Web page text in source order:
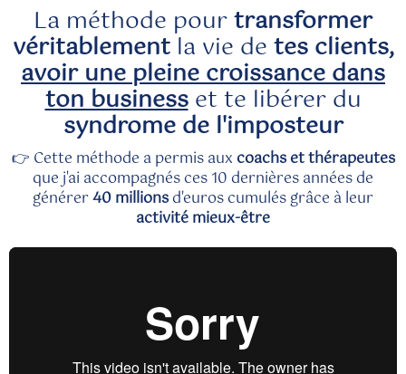
La méthode pourtransformer
véritablement la vie detes clients,
avoir une pleine croissance dans
ton businesset te libérer du
syndrome de l'imposteur
👉 Cette méthode a permis aux coachs et thérapeutes
que j'ai accompagnés ces 10 dernières années de
générer40 millionsd'euros cumulés grâce à leur
activité mieux-être